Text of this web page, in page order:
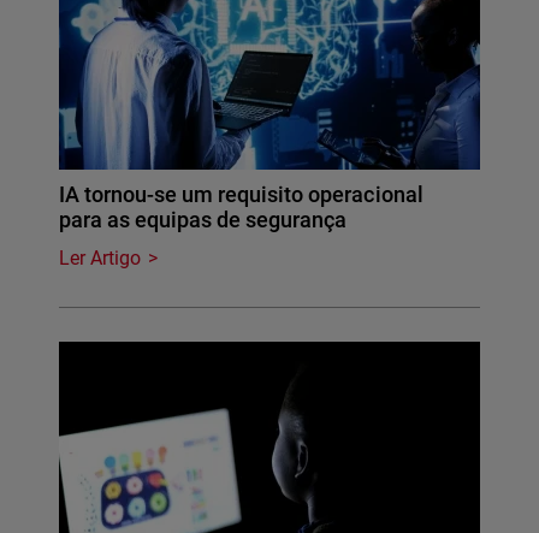
IA tornou-se um requisito operacional
para as equipas de segurança
Ler Artigo